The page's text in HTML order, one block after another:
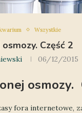
Wszystkie
Część 2
06/12/2015
osmozy.
fora internetowe,